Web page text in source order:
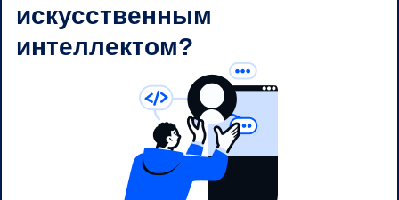
искусственным
интеллектом?